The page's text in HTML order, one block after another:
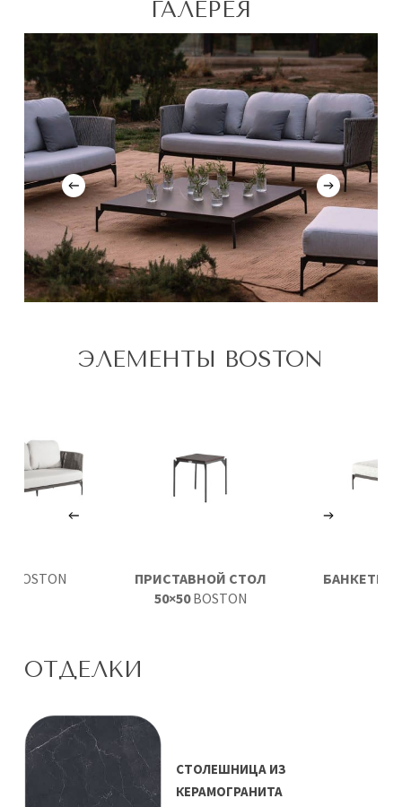
ГАЛЕРЕЯ
ЭЛЕМЕНТЫ BOSTON
ПРИСТАВНОЙ СТОЛ
50×50BOSTON
БАНКЕТКА
BOSTON
ОТДЕЛКИ
СТОЛЕШНИЦА ИЗ
КЕРАМОГРАНИТА